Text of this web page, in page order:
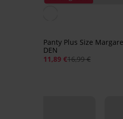
Panty Plus Size
DEN
11,89 €16,99 €